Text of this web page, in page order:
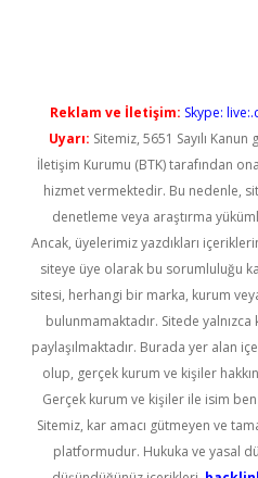
Reklam ve İletişim: Skype:
Uyarı: Sitemiz, 5651 Sayılı
İletişim Kurumu (BTK) tarafından
hizmet vermektedir. Bu nedenle,
denetleme veya araştırma
Ancak, üyelerimiz yazdıkları
siteye üye olarak bu sorumluluğu
sitesi, herhangi bir marka, kurum
bulunmamaktadır. Sitede yalnızca
paylaşılmaktadır. Burada yer alan
olup, gerçek kurum ve kişiler
Gerçek kurum ve kişiler ile isim
Sitemiz, kar amacı gütmeyen ve
platformudur. Hukuka ve yasal